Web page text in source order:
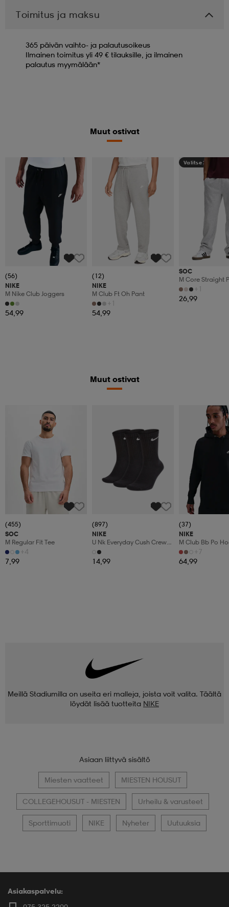
Toimitus ja maksu
365 päivän vaihto- ja palautusoikeus
Ilmainen toimitus yli 49 € tilauksille, ja ilmainen
palautus myymälään*
Muut ostivat
(56)
NIKE
M Nike Club Joggers
54,99
(12)
NIKE
M Club Ft Oh Pant
+1
54,99
Valitse 2, maksa
SOC
M Core Straight
+1
26,99
Muut ostivat
(455)
SOC
M Regular Fit Tee
+4
7,99
(897)
NIKE
U Nk Everyday Cush Crew
3pr
14,99
(37)
NIKE
M Club Bb Po
+7
64,99
Meillä Stadiumilla on useita eri malleja, joista voit valita. Täältä
löydät lisää tuotteita NIKE
Asiaan liittyvä sisältö
Miesten vaatteet MIESTEN HOUSUT
COLLEGEHOUSUT - MIESTEN Urheilu & varusteet
Sporttimuoti NIKE Nyheter Uutuuksia
Asiakaspalvelu: